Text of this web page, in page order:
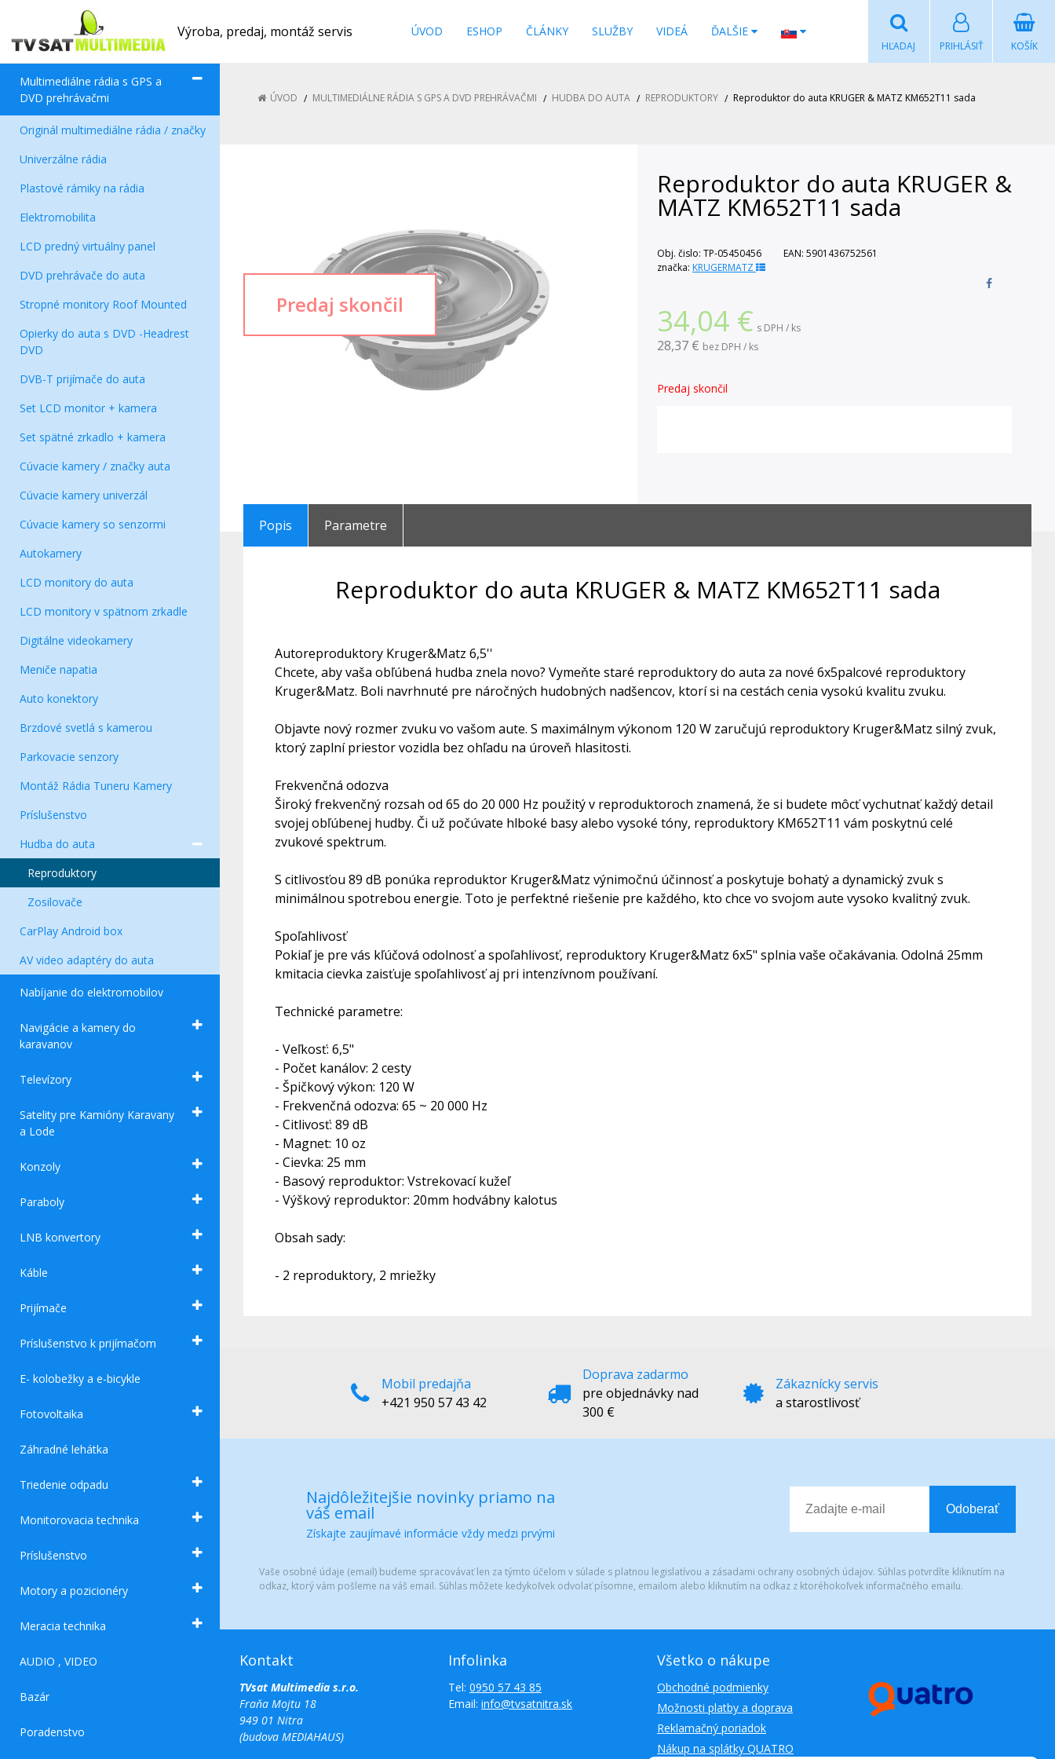
Výroba, predaj, montáž servis ÚVOD ESHOP ČLÁNKY SLUŽBY VIDEÁ ĎALŠIE
KOŠÍK
PRIHLÁSIŤ
HĽADAJ
Multimediálne rádia s GPS a
DVD prehrávačmi
Originál multimediálne rádia / značky
Univerzálne rádia
Plastové rámiky na rádia
Elektromobilita
LCD predný virtuálny panel
DVD prehrávače do auta
Stropné monitory Roof Mounted
Opierky do auta s DVD -Headrest
DVD
DVB-T prijímače do auta
Set LCD monitor + kamera
Set spätné zrkadlo + kamera
Cúvacie kamery / značky auta
Cúvacie kamery univerzál
Cúvacie kamery so senzormi
Autokamery
LCD monitory do auta
LCD monitory v spätnom zrkadle
Digitálne videokamery
Meniče napatia
Auto konektory
Brzdové svetlá s kamerou
Parkovacie senzory
Montáž Rádia Tuneru Kamery
Príslušenstvo
Hudba do auta
Reproduktory
Zosilovače
CarPlay Android box
AV video adaptéry do auta
Nabíjanie do elektromobilov
Navigácie a kamery do
karavanov
Televízory
Satelity pre Kamióny Karavany
a Lode
Konzoly
Paraboly
LNB konvertory
Káble
Prijímače
Príslušenstvo k prijímačom
E- kolobežky a e-bicykle
Fotovoltaika
Záhradné lehátka
Triedenie odpadu
Monitorovacia technika
Príslušenstvo
Motory a pozicionéry
Meracia technika
AUDIO , VIDEO
Bazár
Poradenstvo
ÚVOD MULTIMEDIÁLNE RÁDIA S GPS A DVD PREHRÁVAČMI HUDBA DO AUTA REPRODUKTORY Reproduktor do auta KRUGER & MATZ KM652T11 sada
Reproduktor do auta KRUGER &
MATZ KM652T11 sada
Obj. čislo: TP-05450456 EAN: 5901436752561
značka: KRUGERMATZ
34,04 € s DPH / ks
28,37 € bez DPH / ks
Predaj skončil
Popis Parametre
Reproduktor do auta KRUGER & MATZ KM652T11 sada
Autoreproduktory Kruger&Matz 6,5''
Chcete, aby vaša obľúbená hudba znela novo? Vymeňte staré reproduktory do auta za nové 6x5palcové reproduktory
Kruger&Matz. Boli navrhnuté pre náročných hudobných nadšencov, ktorí si na cestách cenia vysokú kvalitu zvuku.
Objavte nový rozmer zvuku vo vašom aute. S maximálnym výkonom 120 W zaručujú reproduktory Kruger&Matz silný zvuk,
ktorý zaplní priestor vozidla bez ohľadu na úroveň hlasitosti.
Frekvenčná odozva
Široký frekvenčný rozsah od 65 do 20 000 Hz použitý v reproduktoroch znamená, že si budete môcť vychutnať každý detail
svojej obľúbenej hudby. Či už počúvate hlboké basy alebo vysoké tóny, reproduktory KM652T11 vám poskytnú celé
zvukové spektrum.
S citlivosťou 89 dB ponúka reproduktor Kruger&Matz výnimočnú účinnosť a poskytuje bohatý a dynamický zvuk s
minimálnou spotrebou energie. Toto je perfektné riešenie pre každého, kto chce vo svojom aute vysoko kvalitný zvuk.
Spoľahlivosť
Pokiaľ je pre vás kľúčová odolnosť a spoľahlivosť, reproduktory Kruger&Matz 6x5" splnia vaše očakávania. Odolná 25mm
kmitacia cievka zaisťuje spoľahlivosť aj pri intenzívnom používaní.
Technické parametre:
- Veľkosť: 6,5"
- Počet kanálov: 2 cesty
- Špičkový výkon: 120 W
- Frekvenčná odozva: 65 ~ 20 000 Hz
- Citlivosť: 89 dB
- Magnet: 10 oz
- Cievka: 25 mm
- Basový reproduktor: Vstrekovací kužeľ
- Výškový reproduktor: 20mm hodvábny kalotus
Obsah sady:
- 2 reproduktory, 2 mriežky
Mobil predajňa
+421 950 57 43 42
Doprava zadarmo
pre objednávky nad
300 €
Zákaznícky servis
a starostlivosť
Najdôležitejšie novinky priamo na
váš email
Získajte zaujímavé informácie vždy medzi prvými
Odoberať
Vaše osobné údaje (email) budeme spracovávať len za týmto účelom v súlade s platnou legislatívou a zásadami ochrany osobných údajov. Súhlas potvrdíte kliknutím na
odkaz, ktorý vám pošleme na váš email. Súhlas môžete kedykoľvek odvolať písomne, emailom alebo kliknutím na odkaz z ktoréhokoľvek informačného emailu.
Kontakt
TVsat Multimedia s.r.o.
Fraňa Mojtu 18
949 01 Nitra
(budova MEDIAHAUS)
Infolinka
Tel: 0950 57 43 85
Email: info@tvsatnitra.sk
Všetko o nákupe
Obchodné podmienky
Možnosti platby a doprava
Reklamačný poriadok
Nákup na splátky QUATRO